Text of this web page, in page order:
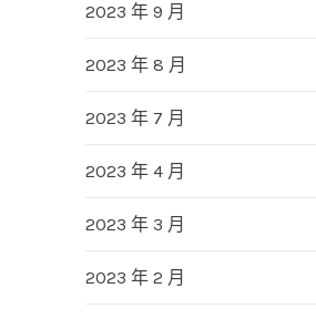
2023 年 9 月
2023 年 8 月
2023 年 7 月
2023 年 4 月
2023 年 3 月
2023 年 2 月